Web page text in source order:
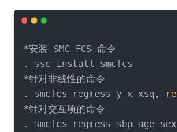
*安装 SMC FCS 命令
. ssc install smcfcs
*针对非线性的命令
. smcfcs regress y x xsq,
*针对交互项的命令
. smcfcs regress sbp age